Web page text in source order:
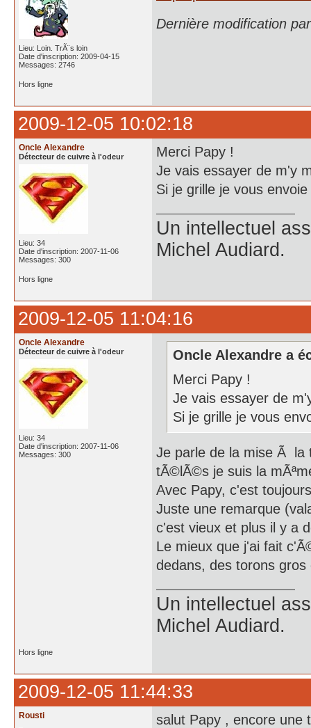
Lieu: Loin. TrÃ¨s loin
Date d'inscription: 2009-04-15
Messages: 2746
Dernière modification
Hors ligne
2009-12-05 10:02:18
Oncle Alexandre
Détecteur de cuivre à l'odeur
Lieu: 34
Date d'inscription: 2007-11-06
Messages: 300
Merci Papy !
Je vais essayer de m'y
Si je grille je vous
Un intellectuel
Michel Audiard.
Hors ligne
2009-12-05 11:04:16
Oncle Alexandre
Détecteur de cuivre à l'odeur
Lieu: 34
Date d'inscription: 2007-11-06
Messages: 300
Oncle Alexandre a
Merci Papy !
Je vais essayer de
Si je grille je vous
Je parle de la mise Ã la
tÃ©lÃ©s je suis la
Avec Papy, c'est
Juste une remarque
c'est vieux et plus il y a
Le mieux que j'ai fait
dedans, des torons
Un intellectuel
Michel Audiard.
Hors ligne
2009-12-05 11:44:33
Rousti salut Papy , encore une